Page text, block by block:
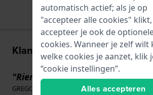
Klantenreviews
"Riemen"
GREGORIO Gil · 14 april 2026
automatisch actief; als je op
"accepteer alle cookies" klikt,
accepteer je ook de
cookies. Wanneer je zelf wilt
welke cookies je aanzet, klik
“cookie instellingen”.
Alles accepteren